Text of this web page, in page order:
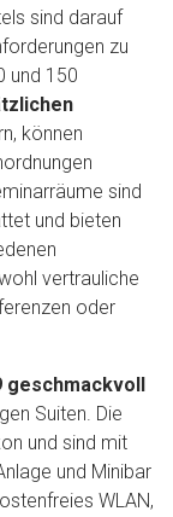
sind darauf
zu
und 150
können
sind
und bieten
vertrauliche
oder
geschmackvoll
Suiten. Die
und sind mit
und Minibar
WLAN,